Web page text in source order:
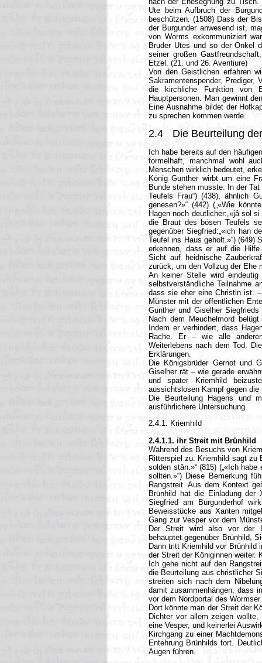
Ute beim Aufbruch der
beschützen. (1508) Dass der
der Burgunder anwesend ist,
von Worms exkommuniziert
Bruder Utes und so der Onkel
seiner großen
Etzel. (21. und 26. Aventiure)
Von den Geistlichen erfahren
Sakramentenspender, Prediger,
die kirchliche Funktion von
Hauptpersonen. Man gewinnt
Eine Ausnahme bildet der
zu sprechen kommen werde.
2.4 Die Beurteilung
Ich habe bereits auf den
formelhaft, manchmal wohl
Menschen wirklich bedeutet,
König Gunther wirbt um eine
Bunde stehen musste. In der
Teufels Frau“) (438), ähnlich
genesen?»“ (442) („«Wie
Hagen noch deutlicher:„«jâ sol
die Braut des bösen Teufels
gegenüber Siegfried:„«ich han
Teufel ins Haus geholt.»“) (649)
erkennen, dass er auf die
Sicht auf heidnische
zurück, um den Vollzug der Ehe
An keiner Stelle wird
selbstverständliche Teilnahme
dass sie eher eine Christin ist.
Münster mit der öffentlichen
Gunther und Giselher
Nach dem Meuchelmord
Indem er verhindert, dass
Rache. Er – wie alle
Weiterlebens nach dem Tod.
Erklärungen.
Die Königsbrüder Gernot und
Giselher rät – wie gerade
und später Kriemhild
aussichtslosen Kampf gegen die
Die Beurteilung Hagens und
ausführlichere Untersuchung.
2.4.1. Kriemhild
2.4.1.1. ihr Streit mit Brünhild
Während des Besuchs von
Ritterspiel zu. Kriemhild sagt zu
solden stân.»“ (815) („«Ich
sollten.»“) Diese Bemerkung
Rangstreit. Aus dem Kontext
Brünhild hat die Einladung der
Siegfried am Burgunderhof
Beweisstücke aus Xanten
Gang zur Vesper vor dem
Der Streit wird also vor der
behauptet gegenüber Brünhild,
Dann tritt Kriemhild vor Brünhild
der Streit der Königinnen weiter.
Ich gehe nicht auf den
die Beurteilung aus christlicher
streiten sich nach dem
damit zusammenhängen, dass
vor dem Nordportal des
Dort könnte man der Streit der
Dichter vor allem zeigen
eine Vesper, und keinerlei
Kirchgang zu einer
Entehrung Brünhilds fort.
Augen führen.